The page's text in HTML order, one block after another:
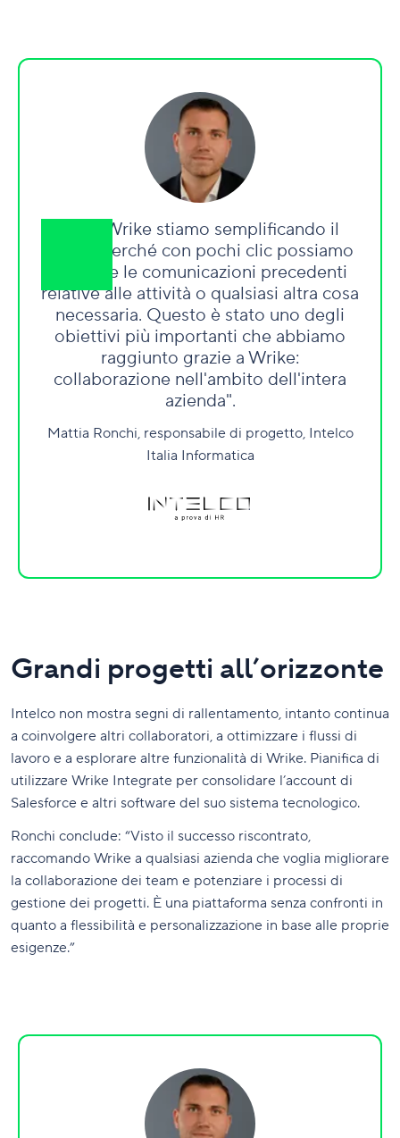
"Con Wrike stiamo semplificando il
lavoro perché con pochi clic possiamo
rivedere le comunicazioni precedenti
relative alle attività o qualsiasi altra cosa
necessaria. Questo è stato uno degli
obiettivi più importanti che abbiamo
raggiunto grazie a Wrike:
collaborazione nell'ambito dell'intera
azienda".
Mattia Ronchi, responsabile di progetto, Intelco
Italia Informatica
Grandi progetti all’orizzonte
Intelco non mostra segni di rallentamento, intanto continua
a coinvolgere altri collaboratori, a ottimizzare i flussi di
lavoro e a esplorare altre funzionalità di Wrike. Pianifica di
utilizzare Wrike Integrate per consolidare l’account di
Salesforce e altri software del suo sistema tecnologico.
Ronchi conclude: “Visto il successo riscontrato,
raccomando Wrike a qualsiasi azienda che voglia migliorare
la collaborazione dei team e potenziare i processi di
gestione dei progetti. È una piattaforma senza confronti in
quanto a flessibilità e personalizzazione in base alle proprie
esigenze.”